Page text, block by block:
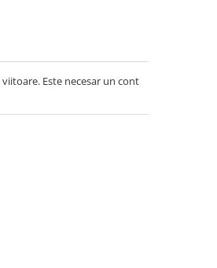
Este necesar un cont